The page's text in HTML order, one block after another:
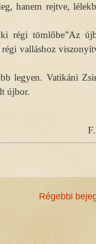
hanem rejtve,
régi tömlőbe”Az
valláshoz
legyen. Vatikáni
újbor.
Régebbi